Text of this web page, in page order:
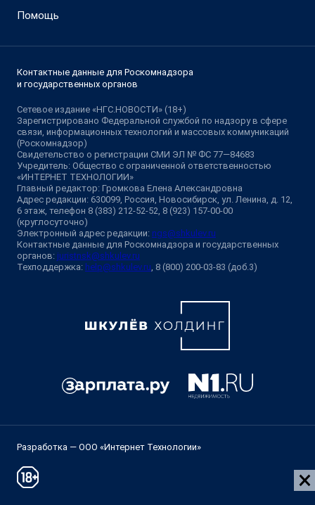
Помощь
Контактные данные для Роскомнадзора
и государственных органов
Сетевое издание «НГС.НОВОСТИ» (18+)
Зарегистрировано Федеральной службой по надзору в сфере
связи, информационных технологий и массовых коммуникаций
(Роскомнадзор)
Свидетельство о регистрации СМИ ЭЛ № ФС 77—84683
Учредитель: Общество с ограниченной ответственностью
«ИНТЕРНЕТ ТЕХНОЛОГИИ»
Главный редактор: Громкова Елена Александровна
Адрес редакции: 630099, Россия, Новосибирск, ул. Ленина, д. 12,
6 этаж, телефон 8 (383) 212-52-52, 8 (923) 157-00-00
(круглосуточно)
Электронный адрес редакции: ngs@shkulev.ru
Контактные данные для Роскомнадзора и государственных
органов: juristnsk@shkulev.ru
Техподдержка: help@shkulev.ru , 8 (800) 200-03-83 (доб.3)
Разработка — ООО «Интернет Технологии»